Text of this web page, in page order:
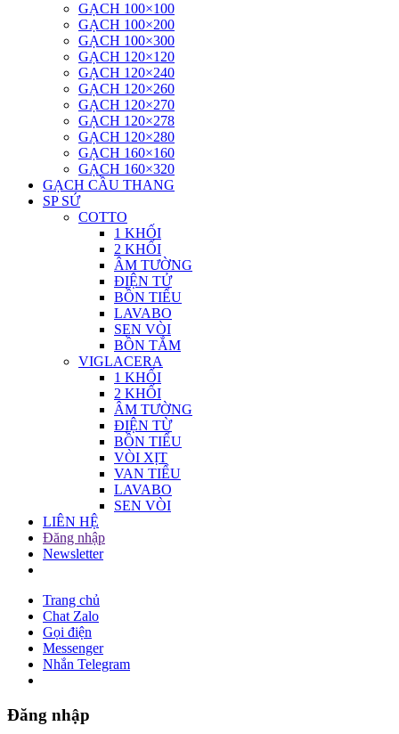
GẠCH 100×100
GẠCH 100×200
GẠCH 100×300
GẠCH 120×120
GẠCH 120×240
GẠCH 120×260
GẠCH 120×270
GẠCH 120×278
GẠCH 120×280
GẠCH 160×160
GẠCH 160×320
GẠCH CẦU THANG
SP SỨ
COTTO
1 KHỐI
2 KHỐI
ÂM TƯỜNG
ĐIỆN TỬ
BỒN TIỂU
LAVABO
SEN VÒI
BỒN TẮM
VIGLACERA
1 KHỐI
2 KHỐI
ÂM TƯỜNG
ĐIỆN TỪ
BỒN TIỂU
VÒI XỊT
VAN TIỂU
LAVABO
SEN VÒI
LIÊN HỆ
Đăng nhập
Newsletter
Trang chủ
Chat Zalo
Gọi điện
Messenger
Nhắn Telegram
Đăng nhập